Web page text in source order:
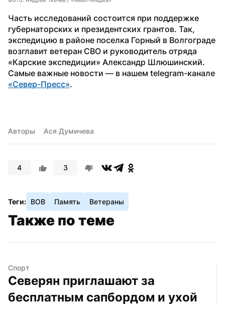
Часть исследований состоится при поддержке
губернаторских и президентских грантов. Так,
экспедицию в районе поселка Горный в Волгограде
возглавит ветеран СВО и руководитель отряда
«Карские экспедиции» Александр Шлюшинский.
«Север-Пресс».
Авторы Ася Думичева
4 3
Теги: ВОВ Память Ветераны
Также по теме
Спорт
Северян приглашают за
бесплатным сапбордом и ухой